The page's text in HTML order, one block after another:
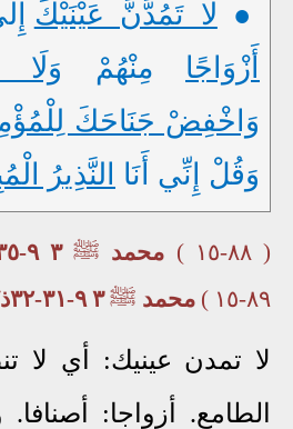
● لَا تَمُدَّنَّ عَيْنَيْكَ
أَزْوَاجًا مِنْهُمْ وَلَا
وَاخْفِضْ جَنَاحَكَ
وَقُلْ إِنِّي أَنَا
النَّذِيرُ
( ٨٨-١٥ ) محمد ﷺ٣ ٩-٣٥ب أ-٣٦ب ت١ .
٨٩-١٥ )
محمد ﷺ٣ ٩-٣١-٣٢ذ٧
لا تمدن عينيك: أي لا
الطامع. أزواجا: